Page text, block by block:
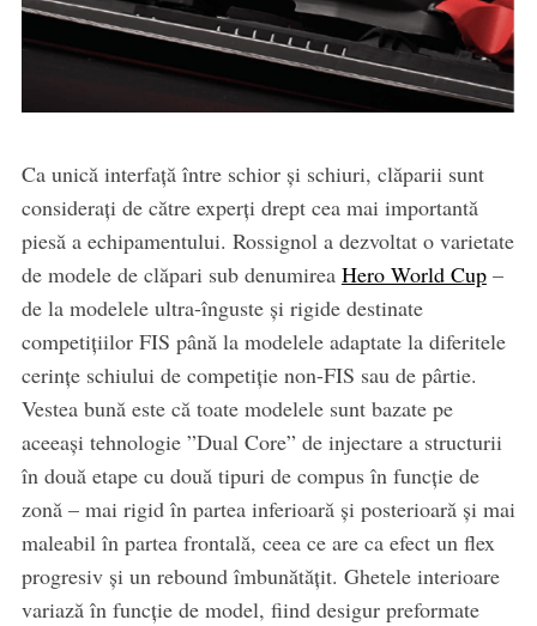
Ca unică interfață între schior și schiuri, clăparii sunt
considerați de către experți drept cea mai importantă
piesă a echipamentului. Rossignol a dezvoltat o varietate
de modele de clăpari sub denumirea Hero World Cup–
de la modelele ultra-înguste și rigide destinate
competițiilor FIS până la modelele adaptate la diferitele
cerințe schiului de competiție non-FIS sau de pârtie.
Vestea bună este că toate modelele sunt bazate pe
aceeași tehnologie ”Dual Core” de injectare a structurii
în două etape cu două tipuri de compus în funcție de
zonă – mai rigid în partea inferioară și posterioară și mai
maleabil în partea frontală, ceea ce are ca efect un flex
progresiv și un rebound îmbunătățit. Ghetele interioare
variază în funcție de model, fiind desigur preformate